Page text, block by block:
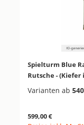
Spielturm Blue
Rutsche -
Varianten ab
Regulärer Preis:
599,00 €